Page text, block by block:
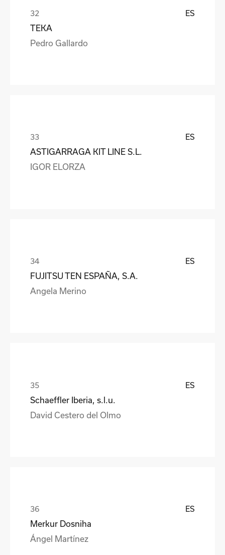
ES
TEKA
Pedro Gallardo
ES
ASTIGARRAGA KIT LINE S.L.
IGOR ELORZA
ES
FUJITSU TEN ESPAÑA, S.A.
Angela Merino
ES
Schaeffler Iberia, s.l.u.
David Cestero del Olmo
ES
Merkur Dosniha
Ángel Martínez